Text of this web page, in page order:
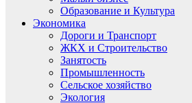
Образование и Культура
Экономика
Дороги и Транспорт
ЖКХ и Строительство
Занятость
Промышленность
Сельское хозяйство
Экология